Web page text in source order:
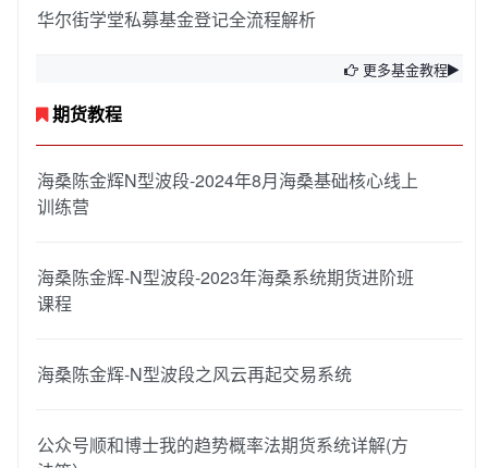
华尔街学堂私募基金登记全流程解析
更多基金教程
期货教程
海桑陈金辉N型波段-2024年8月海桑基础核心线上
训练营
海桑陈金辉-N型波段-2023年海桑系统期货进阶班
课程
海桑陈金辉-N型波段之风云再起交易系统
公众号顺和博士我的趋势概率法期货系统详解(方